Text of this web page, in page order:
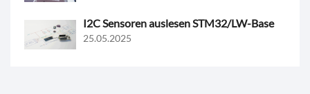
I2C Sensoren auslesen STM32/LW-Base
25.05.2025